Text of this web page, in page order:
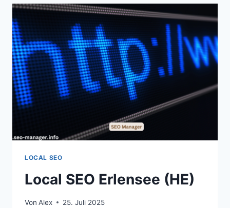
MAIN
(BY)
LOCAL SEO
Local SEO Erlensee (HE)
Von Alex 25. Juli 2025